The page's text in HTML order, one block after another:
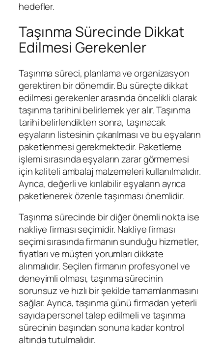
hedefler.
Taşınma Sürecinde Dikkat
Edilmesi Gerekenler
Taşınma süreci, planlama ve organizasyon
gerektiren bir dönemdir. Bu süreçte dikkat
edilmesi gerekenler arasında öncelikli olarak
taşınma tarihini belirlemek yer alır. Taşınma
tarihi belirlendikten sonra, taşınacak
eşyaların listesinin çıkarılması ve bu eşyaların
paketlenmesi gerekmektedir. Paketleme
işlemi sırasında eşyaların zarar görmemesi
için kaliteli ambalaj malzemeleri kullanılmalıdır.
Ayrıca, değerli ve kırılabilir eşyaların ayrıca
paketlenerek özenle taşınması önemlidir.
Taşınma sürecinde bir diğer önemli nokta ise
nakliye firması seçimidir. Nakliye firması
seçimi sırasında firmanın sunduğu hizmetler,
fiyatları ve müşteri yorumları dikkate
alınmalıdır. Seçilen firmanın profesyonel ve
deneyimli olması, taşınma sürecinin
sorunsuz ve hızlı bir şekilde tamamlanmasını
sağlar. Ayrıca, taşınma günü firmadan yeterli
sayıda personel talep edilmeli ve taşınma
sürecinin başından sonuna kadar kontrol
altında tutulmalıdır.